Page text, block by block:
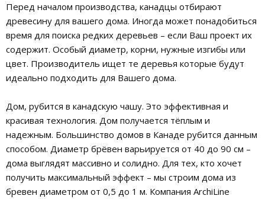
Перед началом производства, канадцы отбирают
древесину для вашего дома. Иногда может понадобиться
время для поиска редких деревьев – если Ваш проект их
содержит. Особый диаметр, корни, нужные изгибы или
цвет. Производитель ищет те деревья которые будут
идеально подходить для Вашего дома.
Дом, рубится в канадскую чашу. Это эффективная и
красивая технология. Дом получается тёплым и
надежным. Большинство домов в Канаде рубится данным
способом. Диаметр брёвен варьируется от 40 до 90 см –
дома выглядят массивно и солидно. Для тех, кто хочет
получить максимальный эффект – мы строим дома из
бревен диаметром от 0,5 до 1 м. Компания ArchiLine